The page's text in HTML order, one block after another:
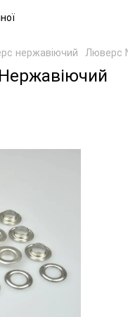
нержавіючий Люверс